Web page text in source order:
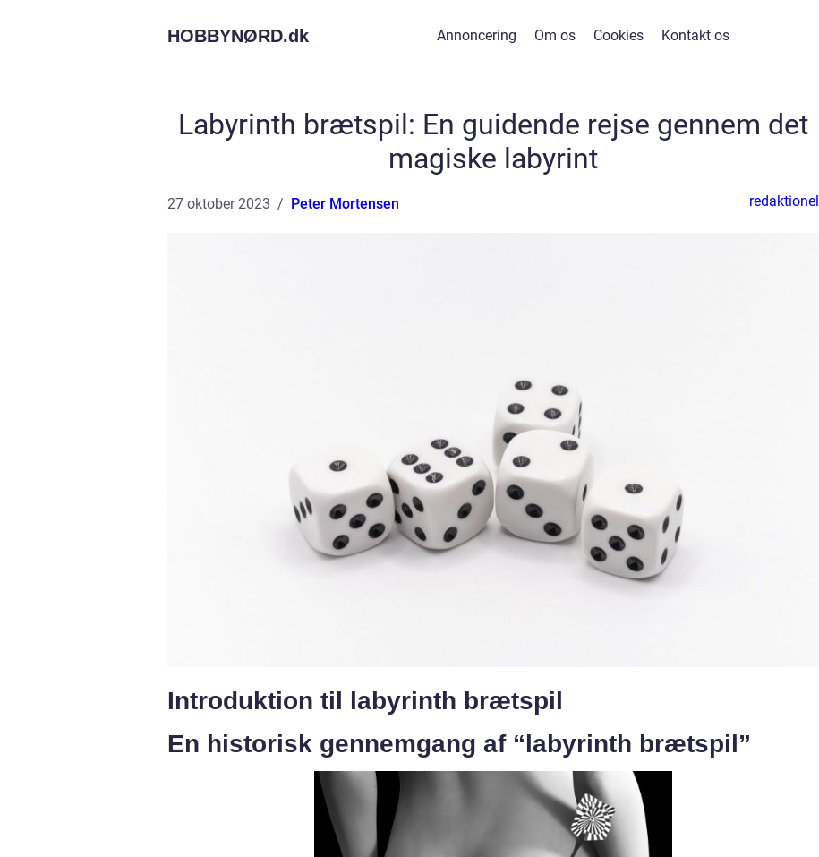
HOBBYNØRD.dk Annoncering Om os Cookies Kontakt os
Labyrinth brætspil: En guidende rejse gennem det
magiske labyrint
27 oktober 2023 Peter Mortensen redaktionel
Introduktion til labyrinth brætspil
En historisk gennemgang af “labyrinth brætspil”